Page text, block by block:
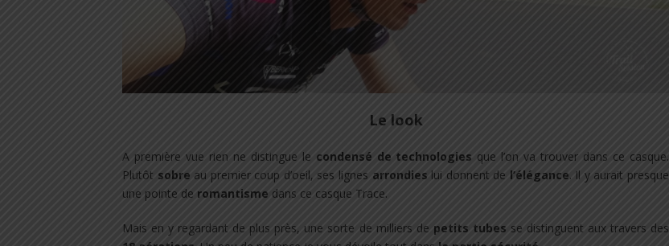
Le look
A première vue rien ne distingue le condensé de technologies que l’on va trouver dans ce casque.
Plutôt sobre au premier coup d’oeil, ses lignes arrondies lui donnent de l’élégance. Il y aurait presque
une pointe de romantisme dans ce casque Trace.
Mais en y regardant de plus près, une sorte de milliers de petits tubes se distinguent aux travers des